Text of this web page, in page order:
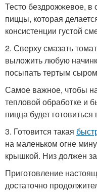
Тесто бездрожжевое, в
пиццы, которая
консистенции густой
2. Сверху смазать
выложить любую
посыпать тертым
Самое важное, чтобы
тепловой обработке и
пицца будет
3. Готовится такая
на маленьком огне
крышкой. Низ должен
Приготовление
достаточно